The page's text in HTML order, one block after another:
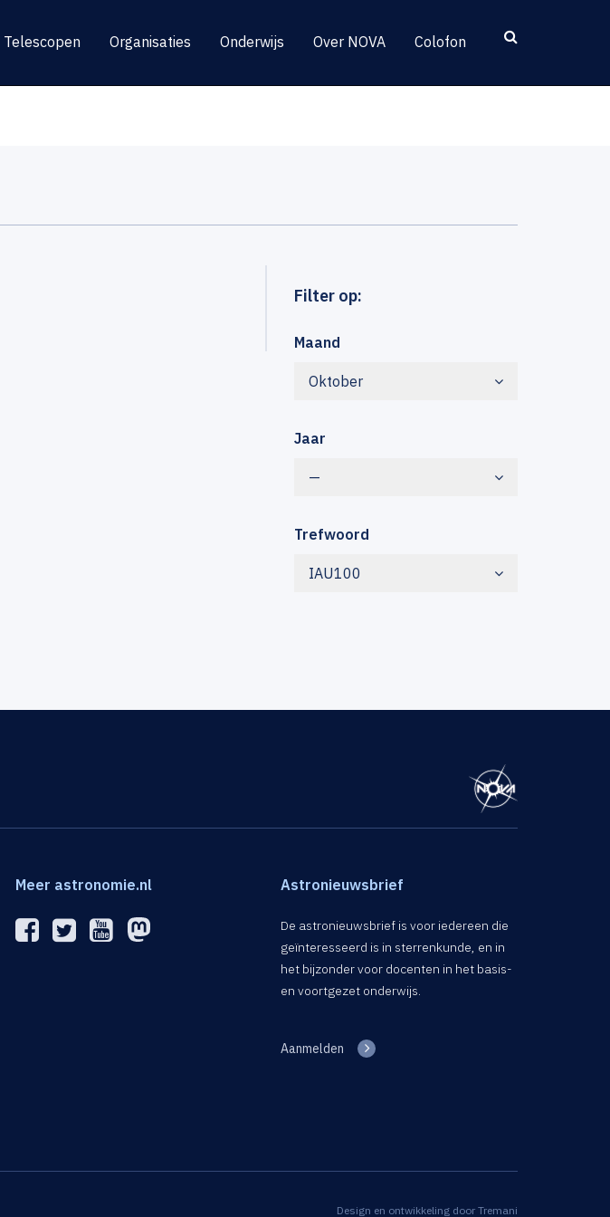
Telescopen Organisaties Onderwijs Over NOVA Colofon
Filter op:
Maand
Oktober
Jaar
—
Trefwoord
IAU100
Meer astronomie.nl Astronieuwsbrief
De astronieuwsbrief is voor iedereen die
geïnteresseerd is in sterrenkunde, en in
het bijzonder voor docenten in het basis-
en voortgezet onderwijs.
Aanmelden
Design en ontwikkeling door Tremani